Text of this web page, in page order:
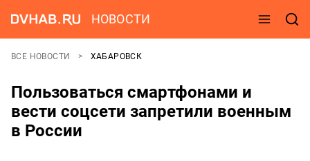
НОВОСТИ
ВСЕ НОВОСТИ ХАБАРОВСК
Пользоваться смартфонами и
вести соцсети запретили военным
в России